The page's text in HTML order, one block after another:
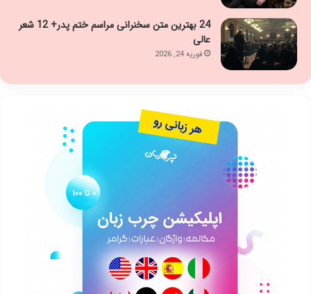
24 بهترین متن سخنرانی مراسم ختم پدر+ 12 شعر
عالی
فوریه 24, 2026